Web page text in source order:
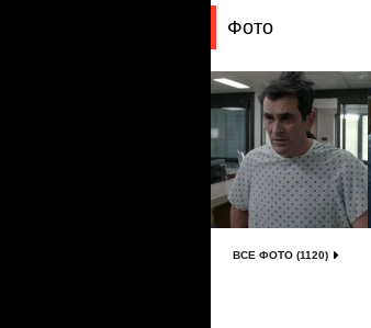
Фото
ВСЕ ФОТО (1120)